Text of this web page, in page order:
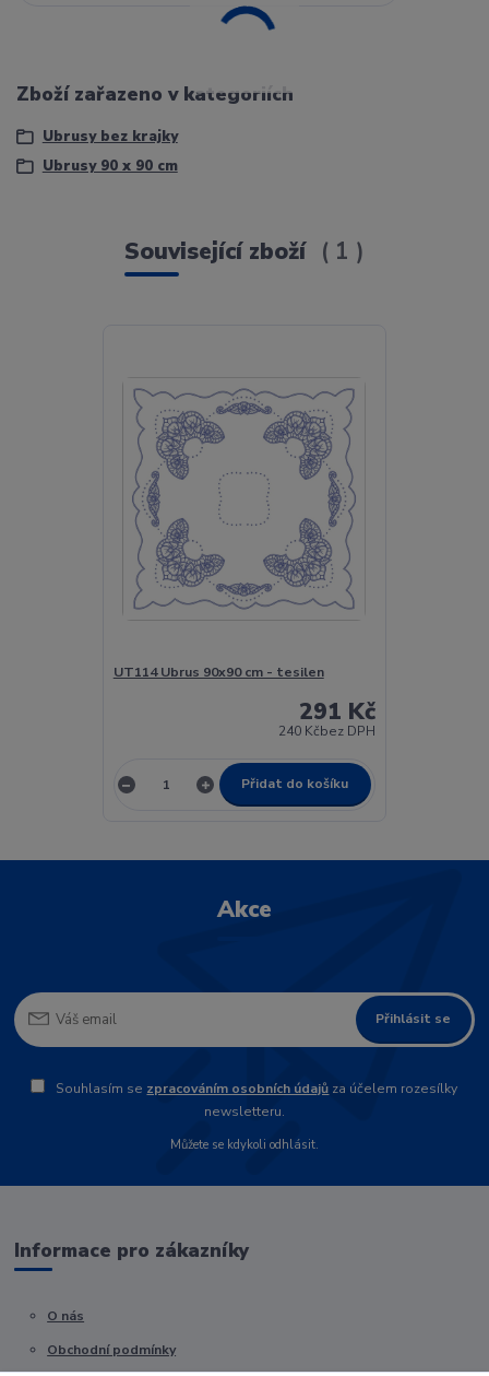
Zboží zařazeno v kategoriích
Ubrusy bez krajky
Ubrusy 90 x 90 cm
Související zboží 1
UT114 Ubrus 90x90 cm - tesilen
291 Kč
240 Kčbez DPH
Přidat do košíku
Akce
Přihlásit se
Souhlasím se zpracováním osobních údajů za účelem rozesílky
newsletteru.
Můžete se kdykoli odhlásit.
Informace pro zákazníky
O nás
Obchodní podmínky